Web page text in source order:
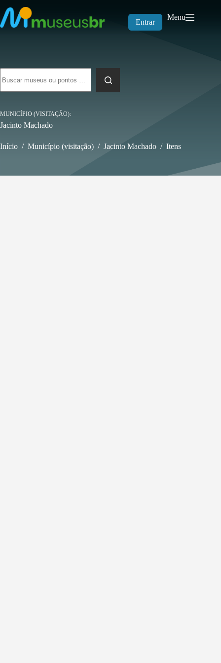
para
o
conteúdo
Entrar
Menu
resultados
MUNICÍPIO (VISITAÇÃO)
Jacinto Machado
Início / Município (visitação) / Jacinto Machado / Itens